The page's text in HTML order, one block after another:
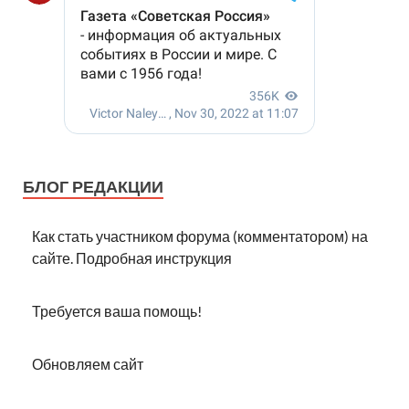
БЛОГ РЕДАКЦИИ
Как стать участником форума (комментатором) на
сайте. Подробная инструкция
Требуется ваша помощь!
Обновляем сайт